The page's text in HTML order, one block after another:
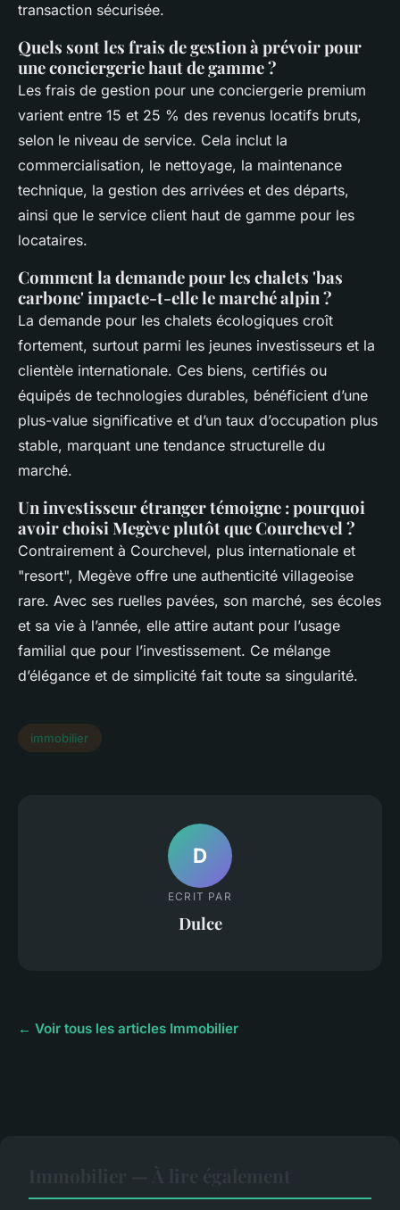
transaction sécurisée.
Quels sont les frais de gestion à prévoir pour
une conciergerie haut de gamme ?
Les frais de gestion pour une conciergerie premium
varient entre 15 et 25 % des revenus locatifs bruts,
selon le niveau de service. Cela inclut la
commercialisation, le nettoyage, la maintenance
technique, la gestion des arrivées et des départs,
ainsi que le service client haut de gamme pour les
locataires.
Comment la demande pour les chalets 'bas
carbone' impacte-t-elle le marché alpin ?
La demande pour les chalets écologiques croît
fortement, surtout parmi les jeunes investisseurs et la
clientèle internationale. Ces biens, certifiés ou
équipés de technologies durables, bénéficient d’une
plus-value significative et d’un taux d’occupation plus
stable, marquant une tendance structurelle du
marché.
Un investisseur étranger témoigne : pourquoi
avoir choisi Megève plutôt que Courchevel ?
Contrairement à Courchevel, plus internationale et
"resort", Megève offre une authenticité villageoise
rare. Avec ses ruelles pavées, son marché, ses écoles
et sa vie à l’année, elle attire autant pour l’usage
familial que pour l’investissement. Ce mélange
d’élégance et de simplicité fait toute sa singularité.
immobilier
D
ECRIT PAR
Dulce
← Voir tous les articles Immobilier